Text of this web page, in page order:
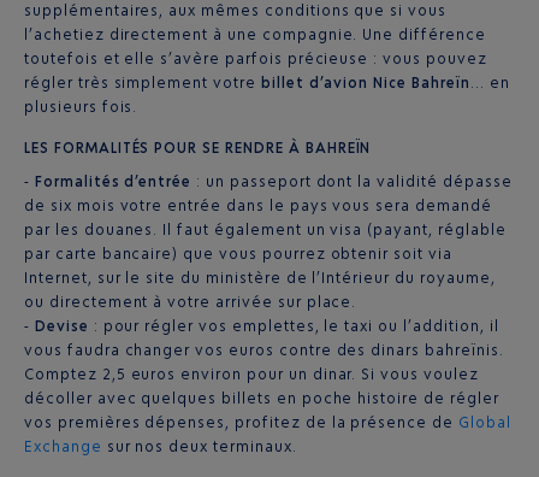
supplémentaires, aux mêmes conditions que si vous
l’achetiez directement à une compagnie. Une différence
toutefois et elle s’avère parfois précieuse : vous pouvez
régler très simplement votre billet d’avion Nice Bahreïn … en
plusieurs fois.
LES FORMALITÉS POUR SE RENDRE À BAHREÏN
- Formalités d’entrée : un passeport dont la validité dépasse
de six mois votre entrée dans le pays vous sera demandé
par les douanes. Il faut également un visa (payant, réglable
par carte bancaire) que vous pourrez obtenir soit via
Internet, sur le site du ministère de l’Intérieur du royaume,
ou directement à votre arrivée sur place.
- Devise : pour régler vos emplettes, le taxi ou l’addition, il
vous faudra changer vos euros contre des dinars bahreïnis.
Comptez 2,5 euros environ pour un dinar. Si vous voulez
décoller avec quelques billets en poche histoire de régler
vos premières dépenses, profitez de la présence de Global
Exchange sur nos deux terminaux.